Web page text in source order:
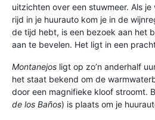
uitzichten over een stuwmeer. Als
rijd in je huurauto kom je in de
de tijd hebt, is een bezoek aan het
aan te bevelen. Het ligt in een
Montanejos ligt op zo’n anderhalf
het staat bekend om de
door een magnifieke kloof stroomt.
de los Baños) is plaats om je